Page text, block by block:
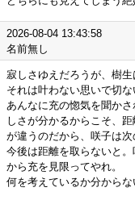
2026-08-04 13:43:58
名前無し
寂しさゆえだろうが、樹
それは叶わない思いで切な
あんなに充の惚気を聞か
しさが分かるからこそ、
が違うのだから、咲子は次
今後は距離を取らないと
から充を見限ってやれ。
何を考えているか分からな